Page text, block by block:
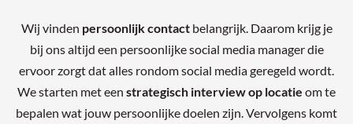
Wij vinden persoonlijk contactbelangrijk. Daarom krijg je
bij ons altijd een persoonlijke social media manager die
ervoor zorgt dat alles rondom social media geregeld wordt.
We starten met een strategisch interview op locatie om te
bepalen wat jouw persoonlijke doelen zijn. Vervolgens komt